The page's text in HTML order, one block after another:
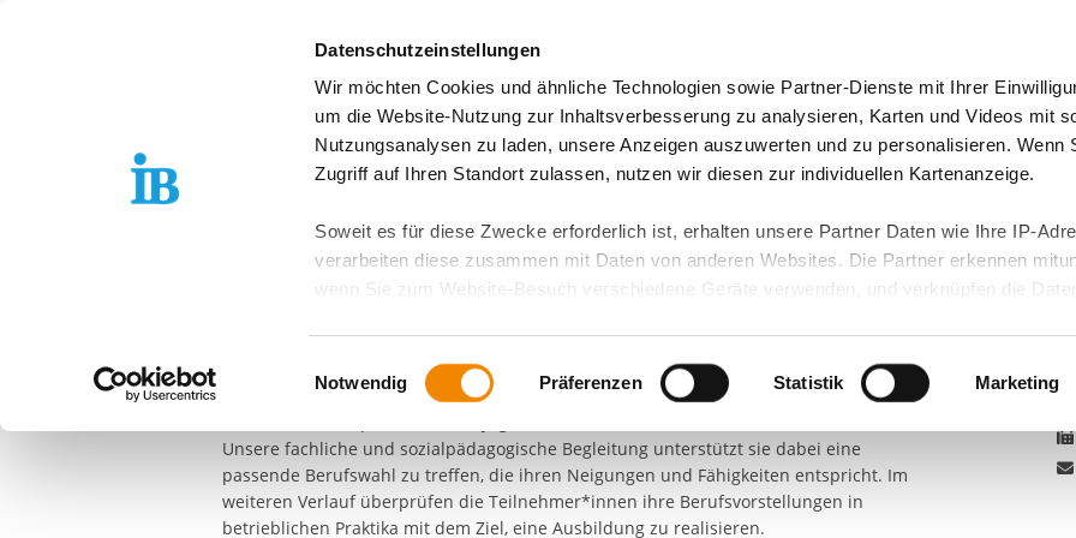
Datenschutzeinstellungen
Wir möchten Cookies und ähnliche Technologien sowie Partner-Dienste mit Ihrer
um die Website-Nutzung zur Inhaltsverbesserung zu analysieren, Karten und Videos mit
Nutzungsanalysen zu laden, unsere Anzeigen auszuwerten und zu personalisieren. Wenn
Zugriff auf Ihren Standort zulassen, nutzen wir diesen zur individuellen Kartenanzeige.
Soweit es für diese Zwecke erforderlich ist, erhalten unsere Partner Daten wie Ihre IP-
verarbeiten diese zusammen mit Daten von anderen Websites. Die Partner erkennen
wenn Sie zum Website-Besuch verschiedene Geräte verwenden, und verknüpfen die Daten
ausgeschlossen werden. Dort ist kein der EU gleichwertiges Datenschutzniveau
zusätzlichen Risiken für Ihre Daten führen kann.
Weitere Details finden Sie in unserenDatenschutzhinweisenund in unsererCookie-
Sie möchten, dass alle Website-Funktionen für diese Zwecke aktiviert sind, müssen Sie
Kategorien auswählen. Sie können mittels nachfolgender Buttons über Ihre Einwilligung für
Zwecke entscheiden und Ihre erteilte Einwilligung stets für die Zukunft widerrufen. Bitte
Einwilligungsauswahl
Notwendig Präferenzen Statistik Marketing
Über uns
Standorte & Angebote Presse & Themen Jobs & Karriere
FREIER TRÄGER DER JUGEND-, SOZIAL- UND BILDUNGSARBEIT E.V. BILDUNGSZENTRUM KÖLN... BERUFSVORBEREITUNG (...
Berufsvorbereitung (BvB) im
Bildungszentrum Köln
linksrheinisch
Bereits zu Beginn derBerufsvorbereitenden Bildungsmaßnahme (BvB)testen,
Unsere fachliche und sozialpädagogische Begleitung unterstützt sie dabei eine
passende Berufswahl zu treffen, die ihren Neigungen und Fähigkeiten entspricht. Im
weiteren Verlauf überprüfen die Teilnehmer*innen ihre Berufsvorstellungen in
betrieblichen Praktika mit dem Ziel, eine Ausbildung zu realisieren.